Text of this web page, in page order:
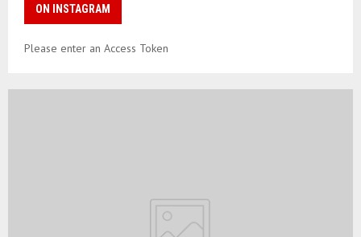
ON INSTAGRAM
Please enter an Access Token